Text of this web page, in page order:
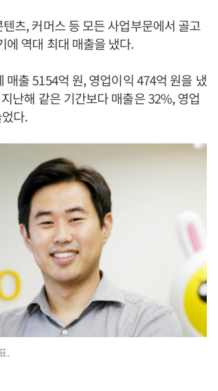
츠, 커머스 등 모든 사업부문에서 골고
에 역대 최대 매출을 냈다.
매출 5154억 원, 영업이익 474억 원을 냈
난해 같은 기간보다 매출은 32%, 영업
다.
.